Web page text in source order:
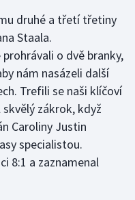
druhé a třetí třetiny
Staala.
o dvě branky,
nám nasázeli další
Trefili se naši klíčoví
zákrok, když
Caroliny Justin
specialistou.
8:1 a zaznamenal